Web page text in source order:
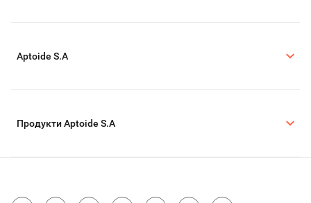
Aptoide S.A
Продукти Aptoide S.A